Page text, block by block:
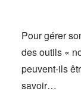
Pour gérer
des outils «
peuvent-ils
savoir…